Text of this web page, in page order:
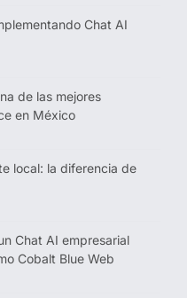
Chat AI
de las mejores
en México
local: la diferencia de
Chat AI empresarial
Cobalt Blue Web